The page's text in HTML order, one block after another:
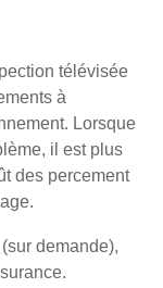
télévisée
à
Lorsque
il est plus
des percement
demande),